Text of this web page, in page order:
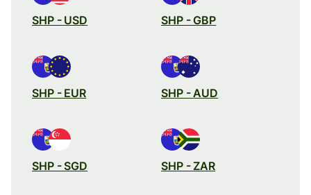
SHP - USD SHP - GBP
SHP - EUR SHP - AUD
SHP - SGD SHP - ZAR